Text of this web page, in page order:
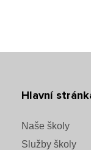
Hlavní
Naše školy
Služby školy